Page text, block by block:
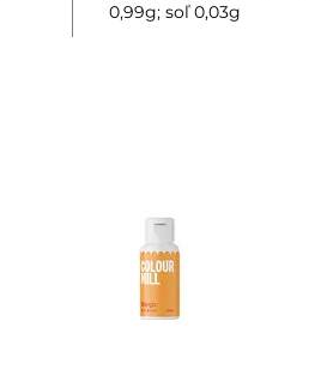
0,99g; soľ 0,03g